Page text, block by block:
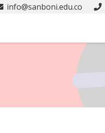
info@sanboni.edu.co